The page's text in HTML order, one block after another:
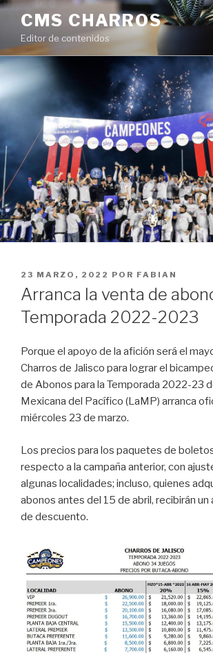
Ir
contenido
CMS CHARROS
Editor de contenidos
PUBLICADO
EN
23 MARZO, 2022 POR FABIAN
Arranca la venta de
Temporada 2022-2023
Porque el apoyo de la afición será el
Charros de Jalisco para lograr el
de Abonos para la Temporada 2022-23
Mexicana del Pacífico (LaMP) arranca
miércoles 23 de marzo.
Los precios para los paquetes de
respecto a la campaña anterior, con
algunas localidades; incluso, quienes
abonos antes del 15 de abril, recibirán
de descuento.